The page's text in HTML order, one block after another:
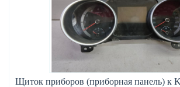
Щиток приборов (приборная панель) к